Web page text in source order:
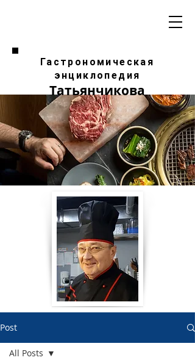
Гастрономическая
энциклопедия
Татьянчикова
Post
All Posts